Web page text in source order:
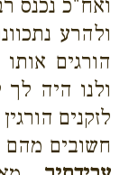
ואח"כ נכנס
ולהרע
הורגים
ולנו היה
לזקנים
חשובים